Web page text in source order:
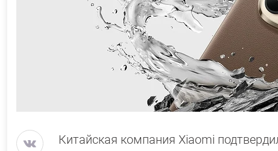
Китайская компания Xiaomi